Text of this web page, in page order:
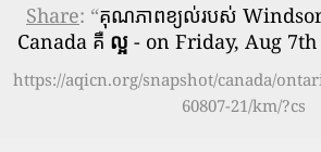
Share: “គុណភាពខ្យល់របស់
Canada គឺ ល្អ - on Friday, Aug 7th
https://aqicn.org/snapshot/canada/
60807-21/km/?cs